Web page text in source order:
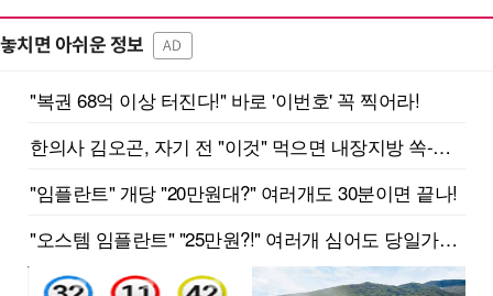
놓치면 아쉬운 정보 AD